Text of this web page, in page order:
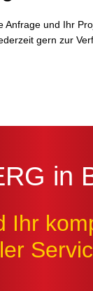
Anfrage und Ihr
gern zur
in
Ihr